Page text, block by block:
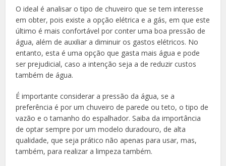
O ideal é analisar o tipo de chuveiro que se tem interesse
em obter, pois existe a opção elétrica e a gás, em que este
último é mais confortável por conter uma boa pressão de
água, além de auxiliar a diminuir os gastos elétricos. No
entanto, esta é uma opção que gasta mais água e pode
ser prejudicial, caso a intenção seja a de reduzir custos
também de água.
É importante considerar a pressão da água, se a
preferência é por um chuveiro de parede ou teto, o tipo de
vazão e o tamanho do espalhador. Saiba da importância
de optar sempre por um modelo duradouro, de alta
qualidade, que seja prático não apenas para usar, mas,
também, para realizar a limpeza também.